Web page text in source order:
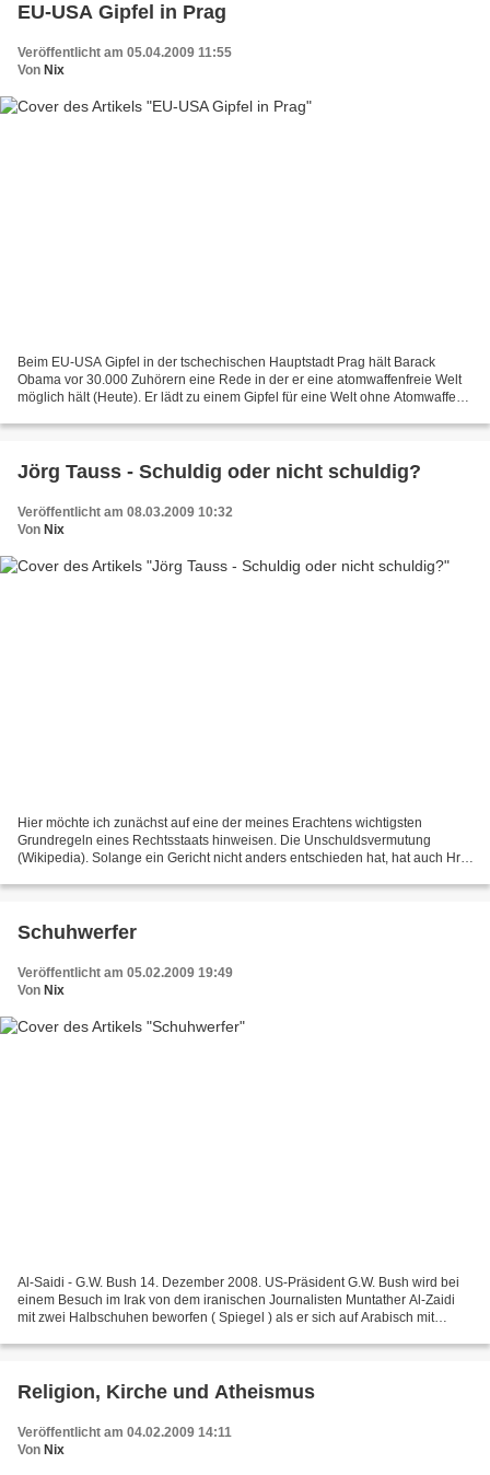
EU-USA Gipfel in Prag
Veröffentlicht am 05.04.2009 11:55
Von Nix
Beim EU-USA Gipfel in der tschechischen Hauptstadt Prag hält Barack
Obama vor 30.000 Zuhörern eine Rede in der er eine atomwaffenfreie Welt
möglich hält (Heute). Er lädt zu einem Gipfel für eine Welt ohne Atomwaffen
Jörg Tauss - Schuldig oder nicht schuldig?
Veröffentlicht am 08.03.2009 10:32
Von Nix
Hier möchte ich zunächst auf eine der meines Erachtens wichtigsten
Grundregeln eines Rechtsstaats hinweisen. Die Unschuldsvermutung
(Wikipedia). Solange ein Gericht nicht anders entschieden hat, hat auch Hr.
Schuhwerfer
Veröffentlicht am 05.02.2009 19:49
Von Nix
Al-Saidi - G.W. Bush 14. Dezember 2008. US-Präsident G.W. Bush wird bei
einem Besuch im Irak von dem iranischen Journalisten Muntather Al-Zaidi
mit zwei Halbschuhen beworfen ( Spiegel ) als er sich auf Arabisch mit
Religion, Kirche und Atheismus
Veröffentlicht am 04.02.2009 14:11
Von Nix